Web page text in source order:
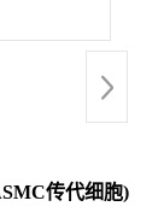
传代细胞)